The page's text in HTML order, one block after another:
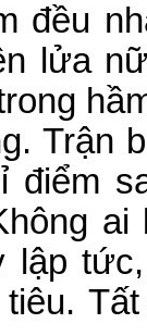
đều
lửa
Trận
điểm
lập